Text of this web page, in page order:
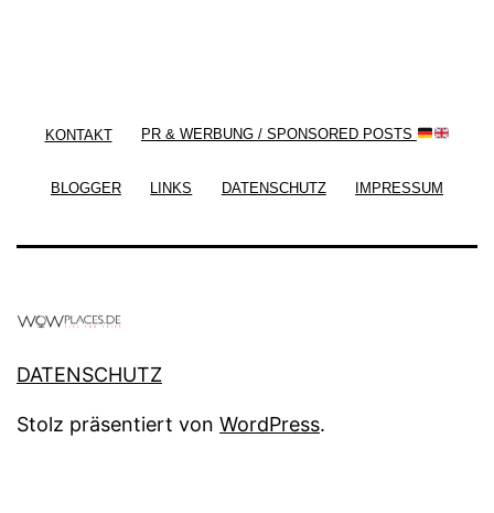
KONTAKT PR & WERBUNG / SPONSORED POSTS
BLOGGER LINKS DATENSCHUTZ IMPRESSUM
DATENSCHUTZ
Stolz präsentiert von WordPress.